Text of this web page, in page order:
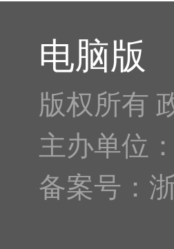
电脑版
版权所有
主办单位
备案号：